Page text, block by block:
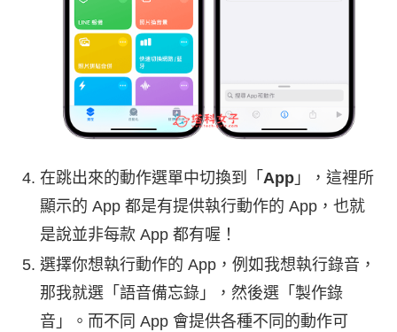
在跳出來的動作選單中切換到「 App 」，這裡所
顯示的 App 都是有提供執行動作的 App，也就
是說並非每款 App 都有喔！
選擇你想執行動作的 App，例如我想執行錄音，
那我就選「語音備忘錄」，然後選「製作錄
音」。而不同 App 會提供各種不同的動作可